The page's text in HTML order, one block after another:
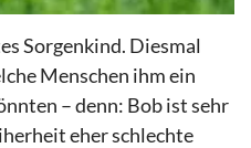
Sorgenkind. Diesmal
Menschen ihm ein
– denn: Bob ist sehr
eher schlechte